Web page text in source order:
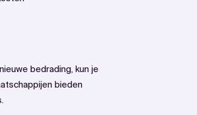
bedrading, kun je
bieden